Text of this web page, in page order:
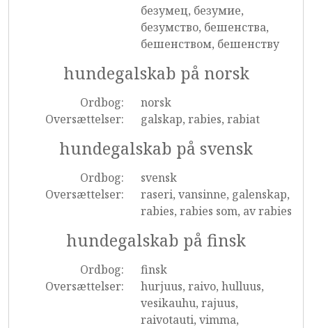
безумец, безумие,
безумство, бешенства,
бешенством, бешенству
hundegalskab på norsk
Ordbog:
norsk
Oversættelser:
galskap, rabies, rabiat
hundegalskab på svensk
Ordbog:
svensk
Oversættelser:
raseri, vansinne, galenskap,
rabies, rabies som, av rabies
hundegalskab på finsk
Ordbog:
finsk
Oversættelser:
hurjuus, raivo, hulluus,
vesikauhu, rajuus,
raivotauti, vimma,